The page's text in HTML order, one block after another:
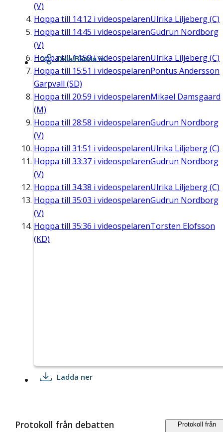
(V)
Hoppa till 14:12 i videospelarenUlrika Liljeberg (C)
Hoppa till 14:45 i videospelarenGudrun Nordborg
(V)
Hoppa till14:59i videospelarenUlrika Liljeberg (C)
Hoppa till 15:51 i videospelarenPontus Andersson
Garpvall (SD)
Hoppa till 20:59 i videospelarenMikael Damsgaard
(M)
Hoppa till 28:58 i videospelarenGudrun Nordborg
(V)
Hoppa till 31:51 i videospelarenUlrika Liljeberg (C)
Hoppa till 33:37 i videospelarenGudrun Nordborg
(V)
Hoppa till 34:38 i videospelarenUlrika Liljeberg (C)
Hoppa till 35:03 i videospelarenGudrun Nordborg
(V)
Hoppa till 35:36 i videospelarenTorsten Elofsson
(KD)
Dela/Bädda in
Ladda ner
Protokoll från debatten
Protokoll från